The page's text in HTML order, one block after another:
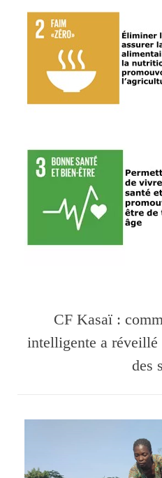
CF Kasaï :
intelligente a
des